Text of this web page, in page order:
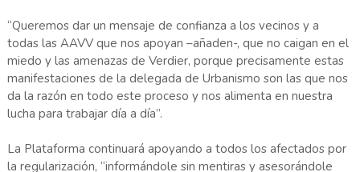
“Queremos dar un mensaje de confianza a los vecinos y a
todas las AAVV que nos apoyan –añaden-, que no caigan en el
miedo y las amenazas de Verdier, porque precisamente estas
manifestaciones de la delegada de Urbanismo son las que nos
da la razón en todo este proceso y nos alimenta en nuestra
lucha para trabajar día a día”.
La Plataforma continuará apoyando a todos los afectados por
la regularización, “informándole sin mentiras y asesorándole